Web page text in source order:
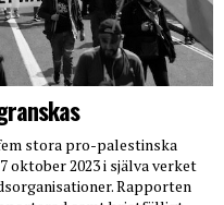
stora pro-palestinska
oktober 2023 i själva verket
Rapporten